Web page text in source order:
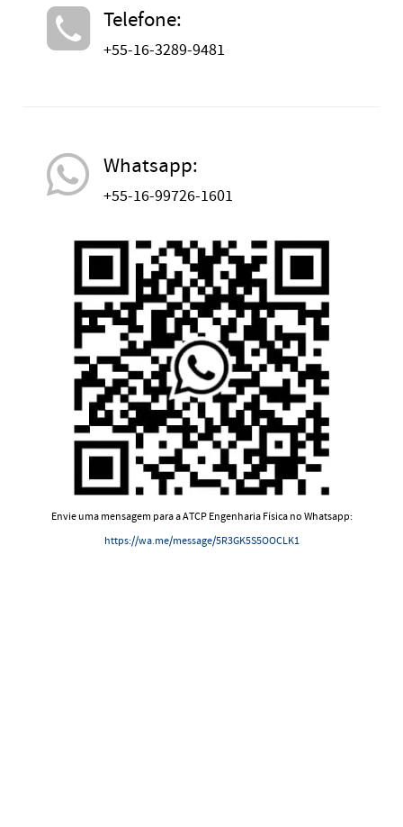
Telefone:
+55-16-3289-9481
Whatsapp:
+55-16-99726-1601
Envie uma mensagem para a ATCP Engenharia Física no Whatsapp:
https://wa.me/message/5R3GK5S5OOCLK1